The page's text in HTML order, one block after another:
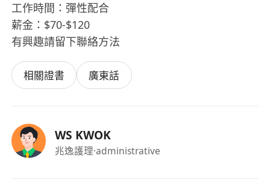
工作時間：彈性配合
薪金：$70-$120
有興趣請留下聯絡方法
相關證書 廣東話
WS KWOK
兆逸護理·administrative